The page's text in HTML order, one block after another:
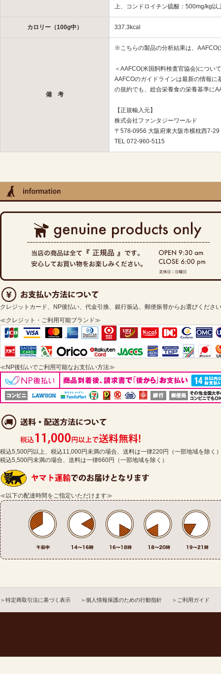
上、コンドロイチン硫酸：500mg/kg以
カロリー（100g中） 337.3kcal
備 考
※こちらの製品の分析結果は、
＜AAFCO(米国飼料検査官協会)につい
AAFCOのガイドラインは最新の情報
の規約でも、総合栄養食の栄養基準に
【正規輸入元】
株式会社ファンタジーワールド
〒578-0956 大阪府東大阪市横枕西7-29
TEL 072-960-5115
クレジットカード、NP後払い、代金引換、銀行振込、郵便振替からお選びくださ
≪クレジット・ご利用可能ブランド≫
≪NP後払いでご利用可能なお支払い方法≫
税込5,500円以上、税込11,000円未満の場合、送料は一律220円（一部地域を除く
税込5,500円未満の場合、送料は一律660円（一部地域を除く）
≪以下の配達時間をご指定いただけます≫
＞特定商取引法に基づく表示 ＞個人情報保護のための行動指針 ＞ご利用ガイド